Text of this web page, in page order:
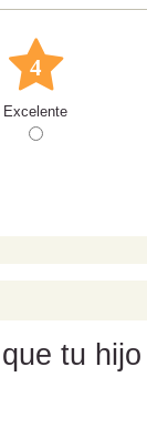
4
Excelente
tu hijo